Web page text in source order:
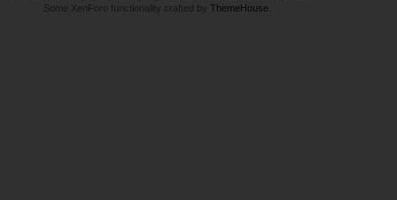
Some XenForo functionality crafted by ThemeHouse.